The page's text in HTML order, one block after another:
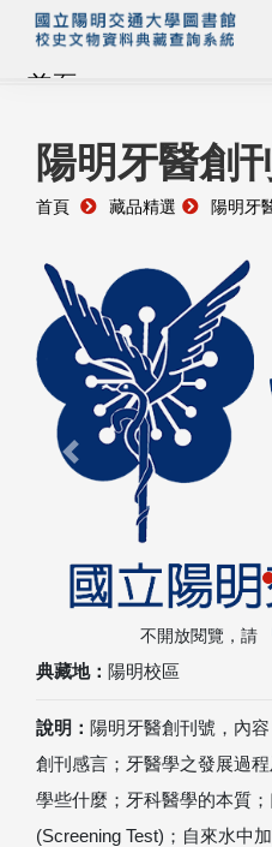
首頁
藏品查詢
校史館簡介
藏品清單全覽
資料調閱申請
管理者登入
陽明牙醫創
首頁 藏品精選 陽明牙
典藏地： 陽明校區
說明： 陽明牙醫創刊號，內
創刊感言；牙醫學之發展過
學些什麼；牙科醫學的本質
(Screening Test)；自來水中
Previous
不開放閱覽，請